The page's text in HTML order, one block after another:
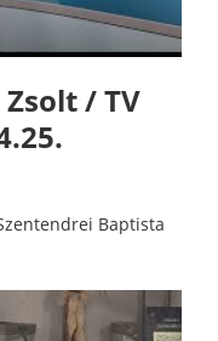
/ TV
Baptista